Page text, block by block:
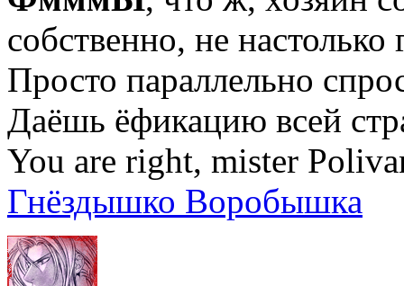
собственно, не
Просто параллельно
Даёшь ёфикацию всей
You are right, mister
Гнёздышко Воробышка